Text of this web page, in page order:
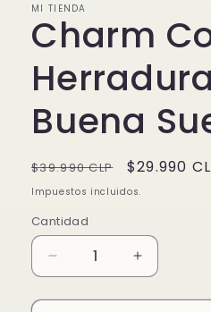
MI TIENDA
Charm
Buena
Precio
habitual
$39.990 CLP
Precio
de
$29.990
Impuestos incluidos.
Cantidad
Reducir
cantidad
para
Aumentar
cantidad
para